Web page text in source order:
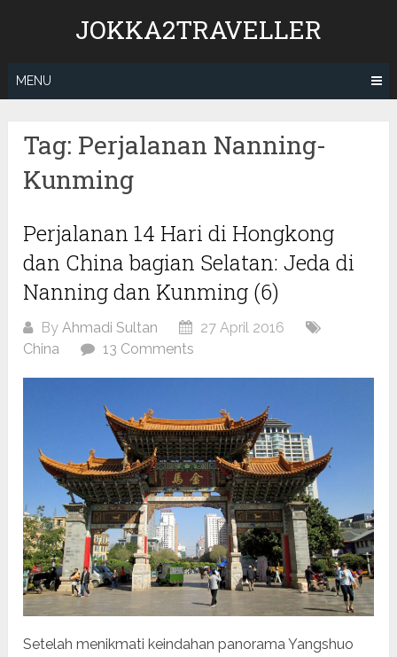
JOKKA2TRAVELLER
MENU
Tag: Perjalanan Nanning-
Kunming
Perjalanan 14 Hari di Hongkong
dan China bagian Selatan: Jeda di
Nanning dan Kunming (6)
ByAhmadi Sultan
27 April 2016
China
13 Comments
Setelah menikmati keindahan panorama Yangshuo